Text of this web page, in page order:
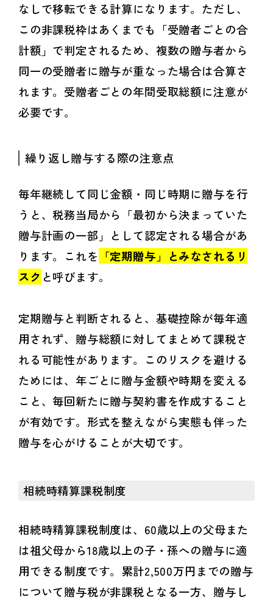
なしで移転できる計算になります。ただし、
この非課税枠はあくまでも「受贈者ごとの合
計額」で判定されるため、複数の贈与者から
同一の受贈者に贈与が重なった場合は合算さ
れます。受贈者ごとの年間受取総額に注意が
必要です。
繰り返し贈与する際の注意点
毎年継続して同じ金額・同じ時期に贈与を行
うと、税務当局から「最初から決まっていた
贈与計画の一部」として認定される場合があ
ります。これを 「定期贈与」とみなされるリ
スク と呼びます。
定期贈与と判断されると、基礎控除が毎年適
用されず、贈与総額に対してまとめて課税さ
れる可能性があります。このリスクを避ける
ためには、年ごとに贈与金額や時期を変える
こと、毎回新たに贈与契約書を作成すること
が有効です。形式を整えながら実態も伴った
贈与を心がけることが大切です。
相続時精算課税制度
相続時精算課税制度は、60歳以上の父母また
は祖父母から18歳以上の子・孫への贈与に適
用できる制度です。累計2,500万円までの贈与
について贈与税が非課税となる一方、贈与し